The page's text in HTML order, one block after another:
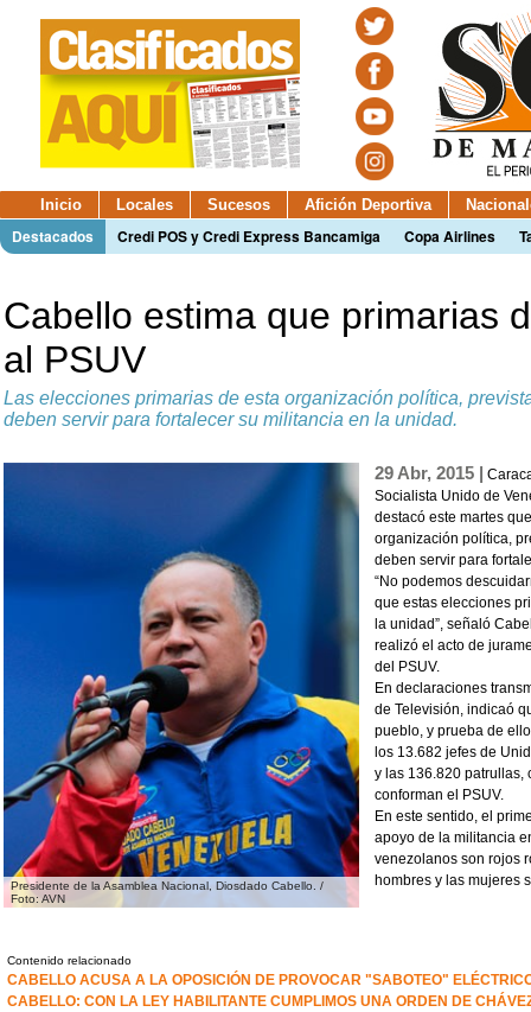
Inicio Locales Sucesos Afición Deportiva
Destacados Credi POS y Credi Express Bancamiga Copa Airlines
Cabello estima que primarias
al PSUV
Las elecciones primarias de esta organización política,
deben servir para fortalecer su militancia en la unidad.
Presidente de la Asamblea Nacional, Diosdado Cabello. /
Foto: AVN
29 Abr, 2015 |
Socialista Unido de
destacó este martes
organización política,
deben servir para
“No podemos
que estas elecciones
la unidad”, señaló
realizó el acto de
del PSUV.
En declaraciones
de Televisión, indicaó
pueblo, y prueba de
los 13.682 jefes de
y las 136.820 patrullas,
conforman el PSUV.
En este sentido, el
apoyo de la militancia
venezolanos son rojos
hombres y las mujeres
Contenido relacionado
CABELLO ACUSA A LA OPOSICIÓN DE PROVOCAR "SABOTEO"
CABELLO: CON LA LEY HABILITANTE CUMPLIMOS UNA ORDEN DE